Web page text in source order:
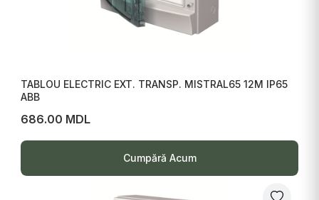
TABLOU ELECTRIC EXT. TRANSP. MISTRAL65 12M IP65
ABB
686.00 MDL
Cumpără Acum